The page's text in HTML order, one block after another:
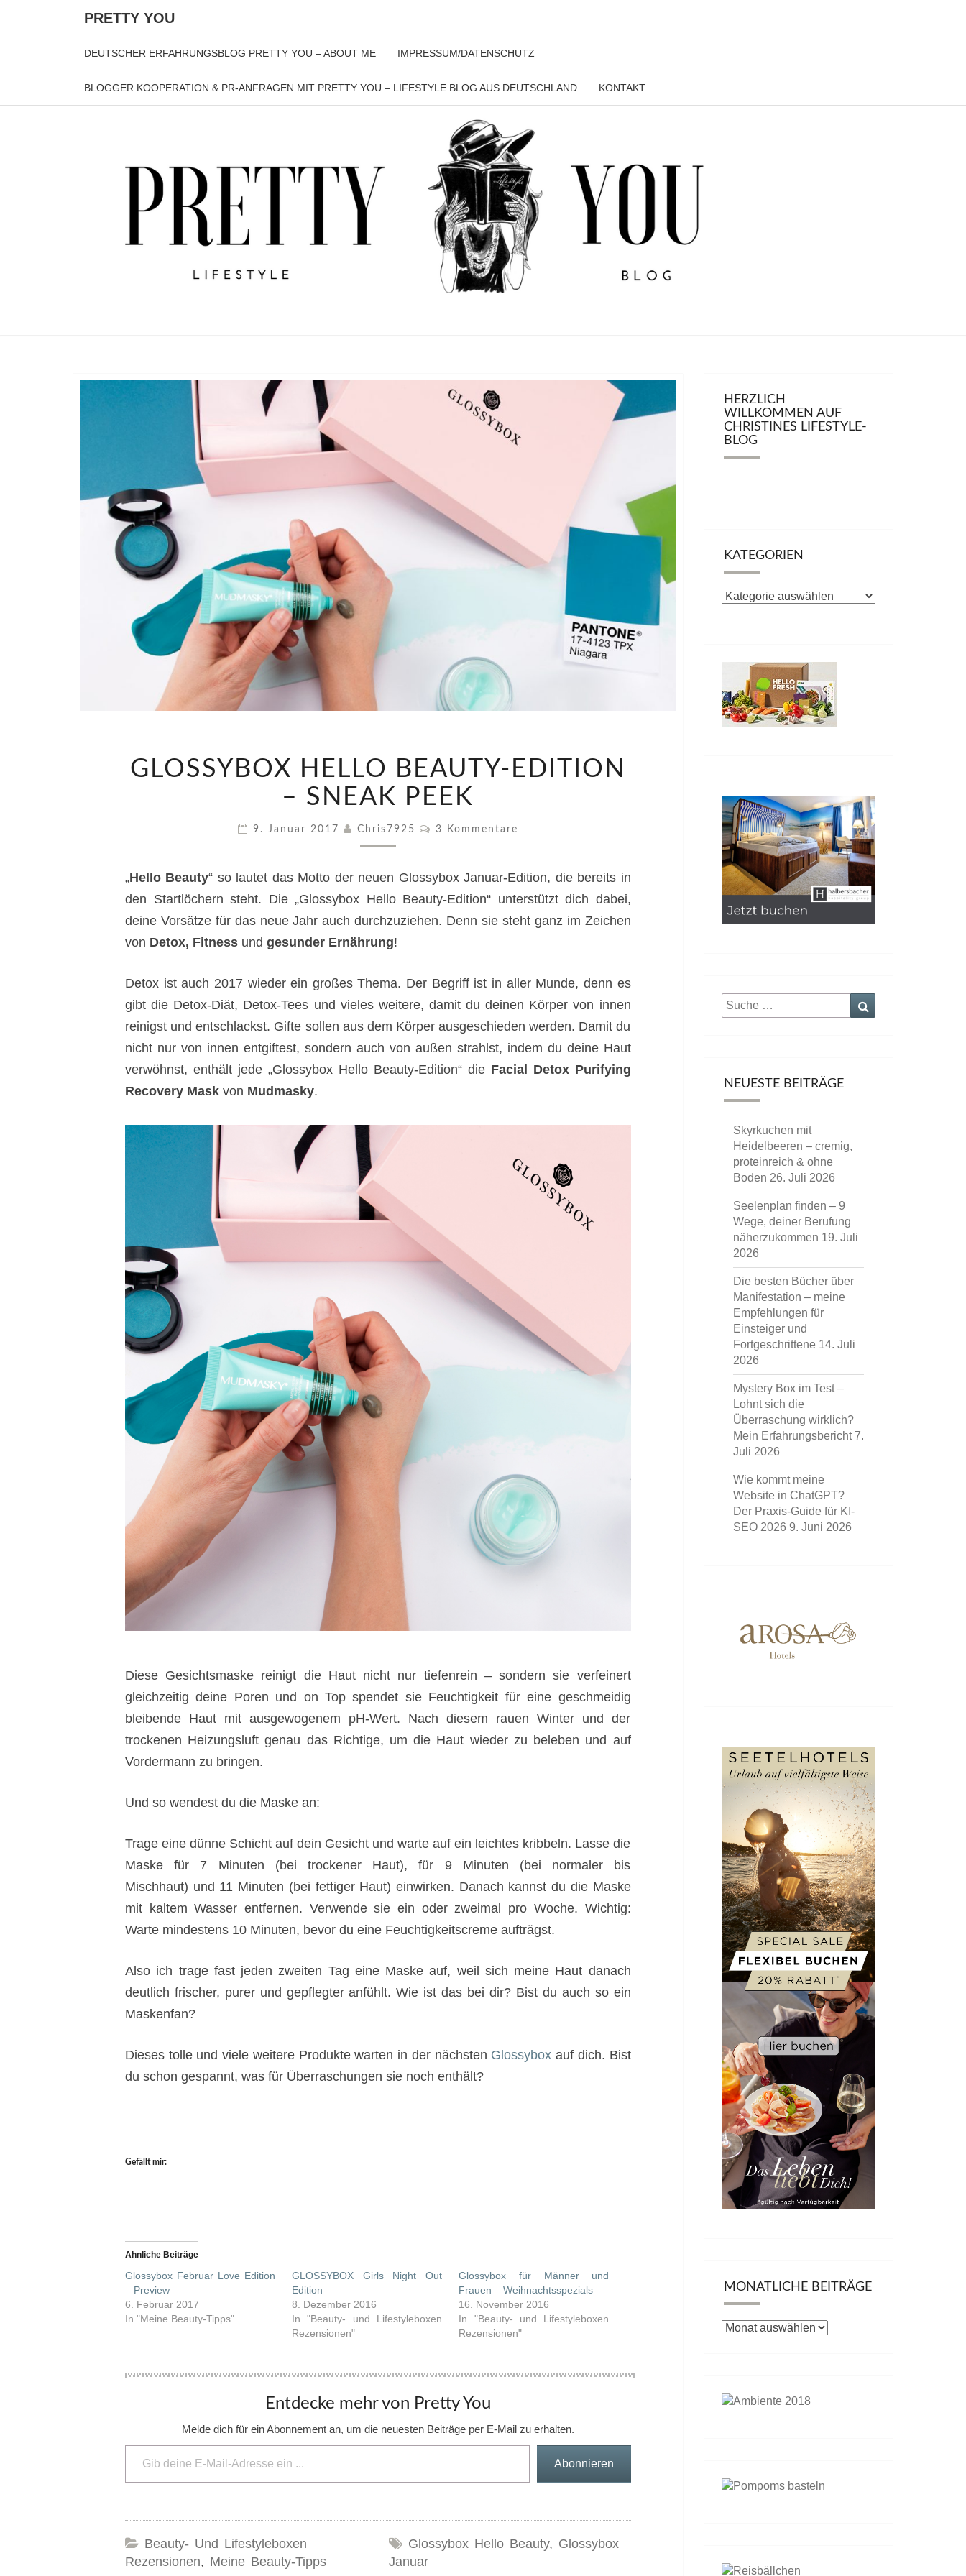
PRETTY YOU
DEUTSCHER ERFAHRUNGSBLOG PRETTY YOU – ABOUT ME IMPRESSUM/DATENSCHUTZ
BLOGGER KOOPERATION & PR-ANFRAGEN MIT PRETTY YOU – LIFESTYLE BLOG AUS DEUTSCHLAND KONTAKT
PRETTY
YOU
HELLO
BEAUTY-
EDITION
–
GLOSSYBOX HELLO BEAUTY-EDITION
– SNEAK PEEK
9. Januar 2017 Chris7925 Kommentare
3 Kommentare
„Hello Beauty“ so lautet das Motto der neuen Glossybox Januar-Edition, die bereits in
den Startlöchern steht. Die „Glossybox Hello Beauty-Edition“ unterstützt dich dabei,
deine Vorsätze für das neue Jahr auch durchzuziehen. Denn sie steht ganz im Zeichen
von Detox, Fitness und gesunder Ernährung!
Detox ist auch 2017 wieder ein großes Thema. Der Begriff ist in aller Munde, denn es
gibt die Detox-Diät, Detox-Tees und vieles weitere, damit du deinen Körper von innen
reinigst und entschlackst. Gifte sollen aus dem Körper ausgeschieden werden. Damit du
nicht nur von innen entgiftest, sondern auch von außen strahlst, indem du deine Haut
verwöhnst, enthält jede „Glossybox Hello Beauty-Edition“ die Facial Detox Purifying
Recovery Mask von Mudmasky.
Diese Gesichtsmaske reinigt die Haut nicht nur tiefenrein – sondern sie verfeinert
gleichzeitig deine Poren und on Top spendet sie Feuchtigkeit für eine geschmeidig
bleibende Haut mit ausgewogenem pH-Wert. Nach diesem rauen Winter und der
trockenen Heizungsluft genau das Richtige, um die Haut wieder zu beleben und auf
Vordermann zu bringen.
Und so wendest du die Maske an:
Trage eine dünne Schicht auf dein Gesicht und warte auf ein leichtes kribbeln. Lasse die
Maske für 7 Minuten (bei trockener Haut), für 9 Minuten (bei normaler bis
Mischhaut) und 11 Minuten (bei fettiger Haut) einwirken. Danach kannst du dieMaske
mit kaltem Wasser entfernen. Verwende sie ein oder zweimal pro Woche. Wichtig:
Warte mindestens 10 Minuten, bevor du eine Feuchtigkeitscreme aufträgst.
Also ich trage fast jeden zweiten Tag eine Maske auf, weil sich meine Haut danach
deutlich frischer, purer und gepflegter anfühlt. Wie ist das bei dir? Bist du auch so ein
Maskenfan?
Dieses tolle und viele weitere Produkte warten in der nächsten Glossybox auf dich. Bist
du schon gespannt, was für Überraschungen sie noch enthält?
Gefällt mir:
Ähnliche Beiträge
Glossybox Februar Love Edition
– Preview
6. Februar 2017
In "Meine Beauty-Tipps"
GLOSSYBOX Girls Night Out
Edition
8. Dezember 2016
In "Beauty- und Lifestyleboxen
Rezensionen"
Glossybox für Männer und
Frauen – Weihnachtsspezials
16. November 2016
In "Beauty- und Lifestyleboxen
Rezensionen"
Entdecke mehr von Pretty You
Melde dich für ein Abonnement an, um die neuesten Beiträge per E-Mail zu erhalten.
Gib deine E-Mail-Adresse ein ...
Abonnieren
Beauty- Und Lifestyleboxen
Rezensionen, Meine Beauty-Tipps
Glossybox Hello Beauty, Glossybox
Januar
HERZLICH
WILLKOMMEN AUF
CHRISTINES LIFESTYLE-
BLOG
KATEGORIEN
Kategorien
Suche
nach:
NEUESTE BEITRÄGE
Skyrkuchen mit
Heidelbeeren – cremig,
proteinreich & ohne
Boden 26. Juli 2026
Seelenplan finden – 9
Wege, deiner Berufung
näherzukommen 19. Juli
2026
Die besten Bücher über
Manifestation – meine
Empfehlungen für
Einsteiger und
Fortgeschrittene 14. Juli
2026
Mystery Box im Test –
Lohnt sich die
Überraschung wirklich?
Mein Erfahrungsbericht 7.
Juli 2026
Wie kommt meine
Website in ChatGPT?
Der Praxis-Guide für KI-
SEO 2026 9. Juni 2026
MONATLICHE BEITRÄGE
Monatliche